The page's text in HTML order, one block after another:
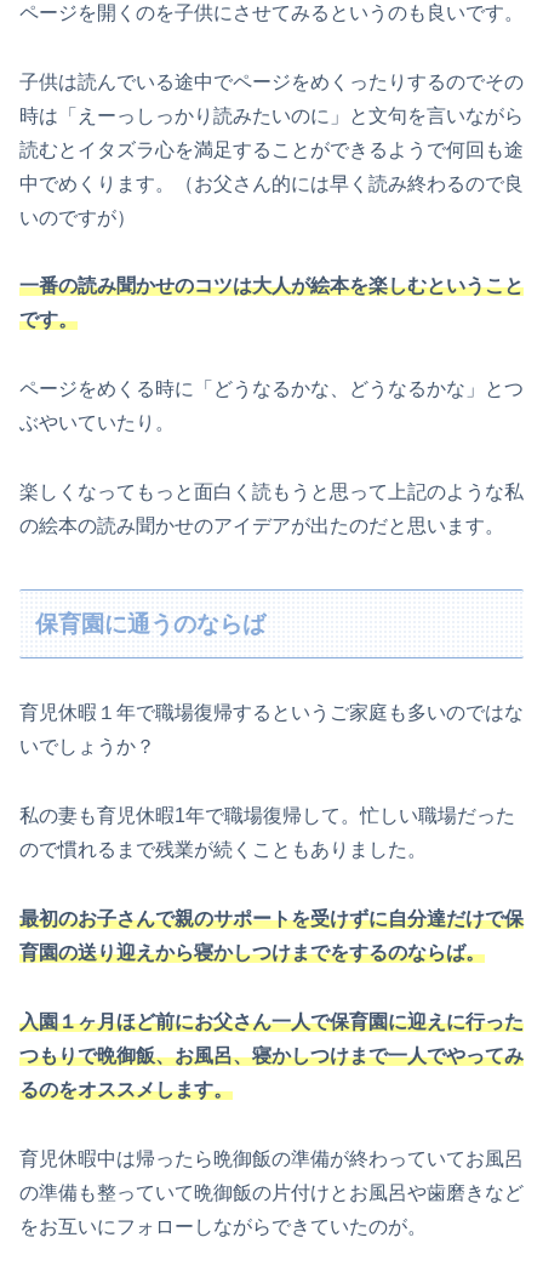
ページを開くのを子供にさせてみるというのも良いです。
子供は読んでいる途中でページをめくったりするのでその
時は「えーっしっかり読みたいのに」と文句を言いながら
読むとイタズラ心を満足することができるようで何回も途
中でめくります。（お父さん的には早く読み終わるので良
いのですが）
一番の読み聞かせのコツは大人が絵本を楽しむということ
です。
ページをめくる時に「どうなるかな、どうなるかな」とつ
ぶやいていたり。
楽しくなってもっと面白く読もうと思って上記のような私
の絵本の読み聞かせのアイデアが出たのだと思います。
保育園に通うのならば
育児休暇１年で職場復帰するというご家庭も多いのではな
いでしょうか？
私の妻も育児休暇1年で職場復帰して。忙しい職場だった
ので慣れるまで残業が続くこともありました。
最初のお子さんで親のサポートを受けずに自分達だけで保
育園の送り迎えから寝かしつけまでをするのならば。
入園１ヶ月ほど前にお父さん一人で保育園に迎えに行った
つもりで晩御飯、お風呂、寝かしつけまで一人でやってみ
るのをオススメします。
育児休暇中は帰ったら晩御飯の準備が終わっていてお風呂
の準備も整っていて晩御飯の片付けとお風呂や歯磨きなど
をお互いにフォローしながらできていたのが。